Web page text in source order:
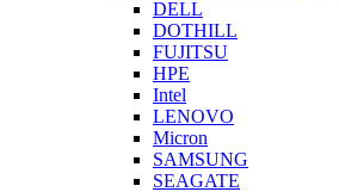
DELL
DOTHILL
FUJITSU
HPE
Intel
LENOVO
Micron
SAMSUNG
SEAGATE